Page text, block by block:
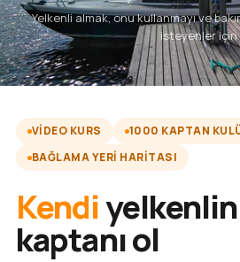
Yelkenli almak, onu kullanmayı ve
isteyenler için
VIDEO KURS
1000 KAPTAN
BAĞLAMA YERI HARITASI
Kendi
kaptanı ol